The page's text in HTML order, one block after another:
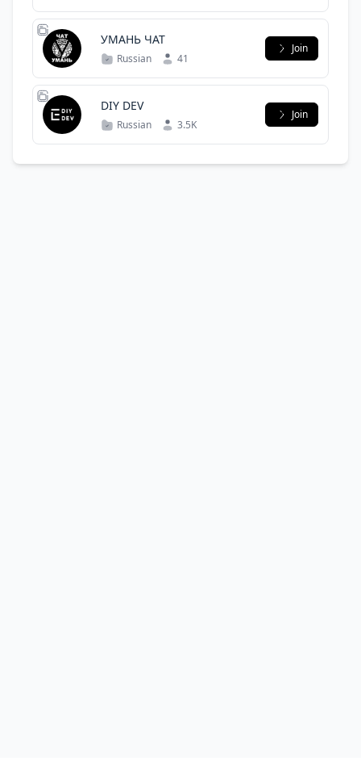
УМАНЬ ЧАТ
Russian 41
Join
DIY DEV
Russian 3.5K
Join